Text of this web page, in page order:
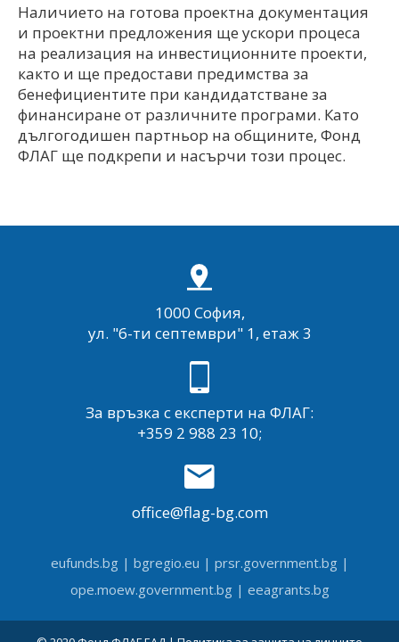
Наличието на готова проектна документация
и проектни предложения ще ускори процеса
на реализация на инвестиционните проекти,
както и ще предостави предимства за
бенефициентите при кандидатстване за
финансиране от различните програми. Като
дългогодишен партньор на общините, Фонд
ФЛАГ ще подкрепи и насърчи този процес.
1000 София,
ул. "6-ти септември" 1, етаж 3
За връзка с експерти на ФЛАГ:
+359 2 988 23 10;
office@flag-bg.com
eufunds.bg| bgregio.eu | prsr.government.bg|
ope.moew.government.bg| eeagrants.bg